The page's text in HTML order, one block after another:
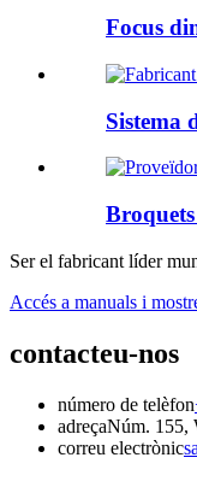
Focus
Sistema
Ser el fabricant líder
Accés a manuals i
contacteu-nos
número de telèfon
adreçaNúm. 155,
correu electrònic